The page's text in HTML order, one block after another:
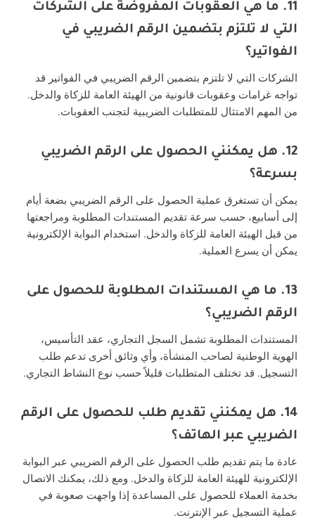
11. ما هي العقوبات المفروضة على الشركات
التي لا تلتزم بتضمين الرقم الضريبي في
الفواتير؟
الشركات التي لا تلتزم بتضمين الرقم الضريبي في الفواتير قد
تواجه غرامات وعقوبات قانونية من الهيئة العامة للزكاة والدخل.
من المهم الامتثال للمتطلبات الضريبية لتجنب العقوبات.
12. هل يمكنني الحصول على الرقم الضريبي
بسرعة؟
يمكن أن تستغرق عملية الحصول على الرقم الضريبي بضعة أيام
إلى أسابيع، حسب سرعة تقديم المستندات المطلوبة ومراجعتها
من قبل الهيئة العامة للزكاة والدخل. استخدام البوابة الإلكترونية
يمكن أن يسرع العملية.
13. ما هي المستندات المطلوبة للحصول على
الرقم الضريبي؟
المستندات المطلوبة تشمل السجل التجاري، عقد التأسيس،
الهوية الوطنية لصاحب المنشأة، وأي وثائق أخرى تدعم طلب
التسجيل. قد تختلف المتطلبات قليلاً حسب نوع النشاط التجاري.
14. هل يمكنني تقديم طلب للحصول على الرقم
الضريبي عبر الهاتف؟
عادة ما يتم تقديم طلب الحصول على الرقم الضريبي عبر البوابة
الإلكترونية للهيئة العامة للزكاة والدخل. ومع ذلك، يمكنك الاتصال
بخدمة العملاء للحصول على المساعدة إذا واجهت صعوبة في
عملية التسجيل عبر الإنترنت.